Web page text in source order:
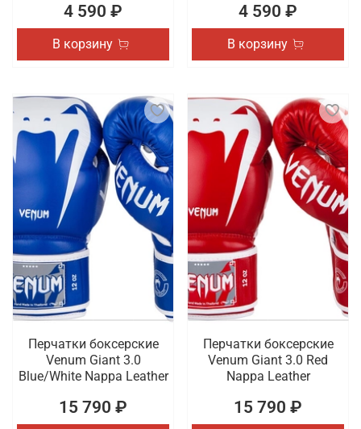
4 590 ₽
В корзину
4 590 ₽
В корзину
Перчатки боксерские
Venum Giant 3.0
Blue/White Nappa Leather
15 790 ₽
Перчатки боксерские
Venum Giant 3.0 Red
Nappa Leather
15 790 ₽